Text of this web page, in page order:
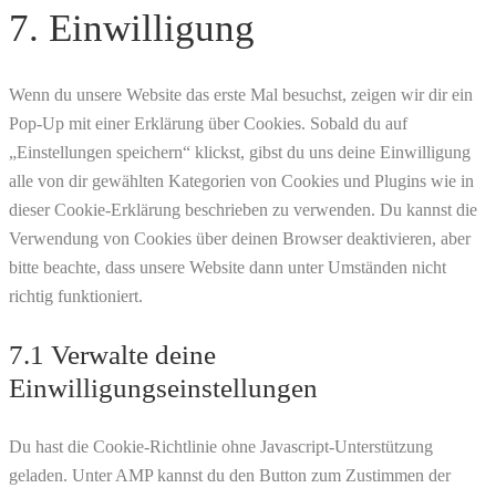
to
sonstiges
7. Einwilligung
Wenn du unsere Website das erste Mal besuchst, zeigen wir dir ein
Pop-Up mit einer Erklärung über Cookies. Sobald du auf
„Einstellungen speichern“ klickst, gibst du uns deine Einwilligung
alle von dir gewählten Kategorien von Cookies und Plugins wie in
dieser Cookie-Erklärung beschrieben zu verwenden. Du kannst die
Verwendung von Cookies über deinen Browser deaktivieren, aber
bitte beachte, dass unsere Website dann unter Umständen nicht
richtig funktioniert.
7.1 Verwalte deine
Einwilligungseinstellungen
Du hast die Cookie-Richtlinie ohne Javascript-Unterstützung
geladen. Unter AMP kannst du den Button zum Zustimmen der